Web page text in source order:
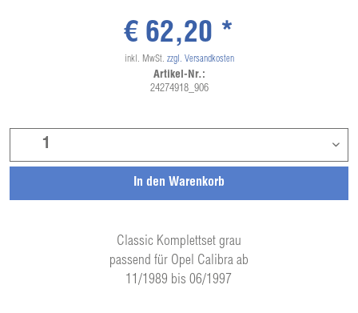
Classic Komplettset grau
passend für Opel Calibra ab
11/1989 bis 06/1997
In den Warenkorb
€ 62,20 *
inkl. MwSt. zzgl. Versandkosten
Artikel-Nr.:
24274918_906